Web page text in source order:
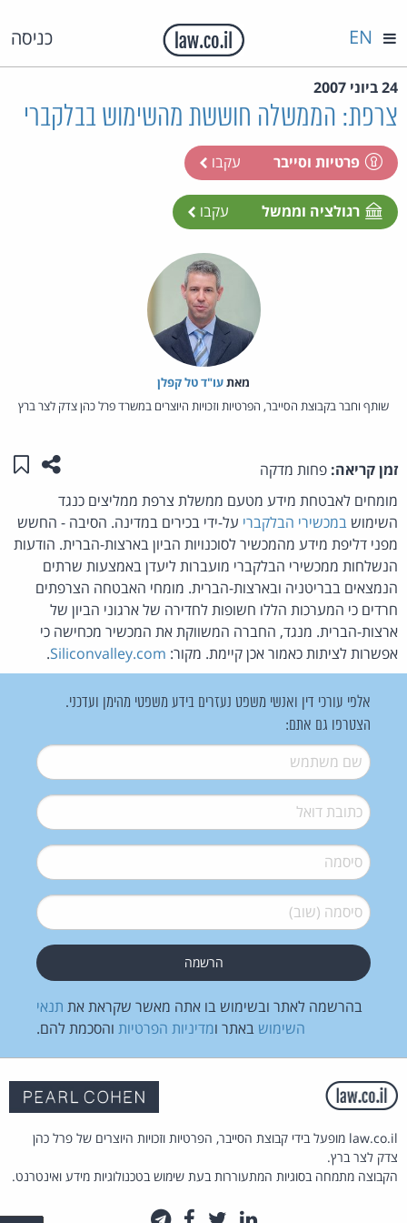
כניסה EN
24 ביוני 2007
צרפת: הממשלה חוששת מהשימוש בבלקברי
פרטיות וסייבר עקבו
רגולציה וממשל עקבו
מאת‏עו"ד טל קפלן
שותף וחבר בקבוצת הסייבר, הפרטיות וזכויות היוצרים במשרד פרל כהן צדק לצר ברץ
זמן קריאה: פחות מדקה שתפו
מומחים לאבטחת מידע מטעם ממשלת צרפת ממליצים כנגד
השימושבמכשירי הבלקברי על-ידי בכירים במדינה. הסיבה - החשש
מפני דליפת מידע מהמכשיר לסוכנויות הביון בארצות-הברית. הודעות
הנשלחות ממכשירי הבלקברי מועברות ליעדן באמצעות שרתים
הנמצאים בבריטניה ובארצות-הברית. מומחי האבטחה הצרפתים
חרדים כי המערכות הללו חשופות לחדירה של ארגוני הביון של
ארצות-הברית. מנגד, החברה המשווקת את המכשיר מכחישה כי
אפשרות לציתות כאמור אכן קיימת. מקור: Siliconvalley.com
.
אלפי עורכי דין ואנשי משפט נעזרים בידע משפטי מהימן ועדכני.
הצטרפו גם אתם:
שם משתמש*
דואל*
סיסמה*
סיסמה (שוב)*
בהרשמה לאתר ובשימוש בו אתה מאשר שקראת את תנאי
השימוש באתר ומדיניות הפרטיות והסכמת להם.
law.co.il מופעל בידי קבוצת הסייבר, הפרטיות וזכויות היוצרים של פרל כהן
צדק לצר ברץ.
הקבוצה מתמחה בסוגיות המתעוררות בעת שימוש בטכנולוגיות מידע ואינטרנט.